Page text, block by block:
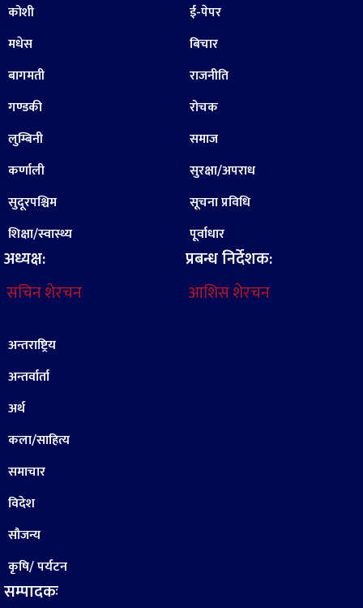
कोशी
मधेस
बागमती
गण्डकी
लुम्बिनी
कर्णाली
सुदूरपश्चिम
शिक्षा/स्वास्थ्य
अध्यक्ष:
सचिन शेरचन
ई-पेपर
बिचार
राजनीति
रोचक
समाज
सुरक्षा/अपराध
सूचना प्रविधि
पूर्वाधार
प्रबन्ध निर्देशक:
आशिस शेरचन
अन्तराष्ट्रिय
अन्तर्वार्ता
अर्थ
कला/साहित्य
समाचार
विदेश
सौजन्य
कृषि/ पर्यटन
सम्पादकः